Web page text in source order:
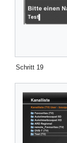
Schritt 19